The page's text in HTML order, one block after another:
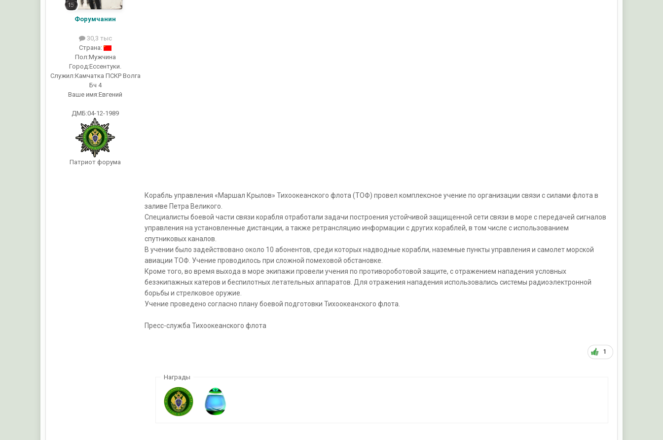
Форумчанин
30,3 тыс
Страна:
Пол:Мужчина
Город:Ессентуки.
Служил:Камчатка ПСКР Волга
Бч 4
Ваше имя:Евгений
ДМБ:04-12-1989
Патриот форума
Корабль управления «Маршал Крылов» Тихоокеанского флота (ТОФ) провел комплексное учение по организации связи с силами флота в
заливе Петра Великого.
Специалисты боевой части связи корабля отработали задачи построения устойчивой защищенной сети связи в море с передачей сигналов
управления на установленные дистанции, а также ретрансляцию информации с других кораблей, в том числе с использованием
спутниковых каналов.
В учении было задействовано около 10 абонентов, среди которых надводные корабли, наземные пункты управления и самолет морской
авиации ТОФ. Учение проводилось при сложной помеховой обстановке.
Кроме того, во время выхода в море экипажи провели учения по противороботовой защите, с отражением нападения условных
безэкипажных катеров и беспилотных летательных аппаратов. Для отражения нападения использовались системы радиоэлектронной
борьбы и стрелковое оружие.
Учение проведено согласно плану боевой подготовки Тихоокеанского флота.
Пресс-служба Тихоокеанского флота
1
Награды